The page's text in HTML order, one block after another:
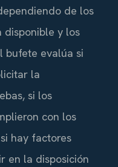
de los
disponible y los
bufete evalúa si
la
si los
con los
hay factores
en la disposición